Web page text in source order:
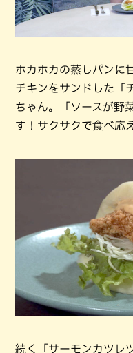
ホカホカの蒸しパンに
チキンをサンドした「
ちゃん。「ソースが野
す！サクサクで食べ応
続く「サーモンカツレ